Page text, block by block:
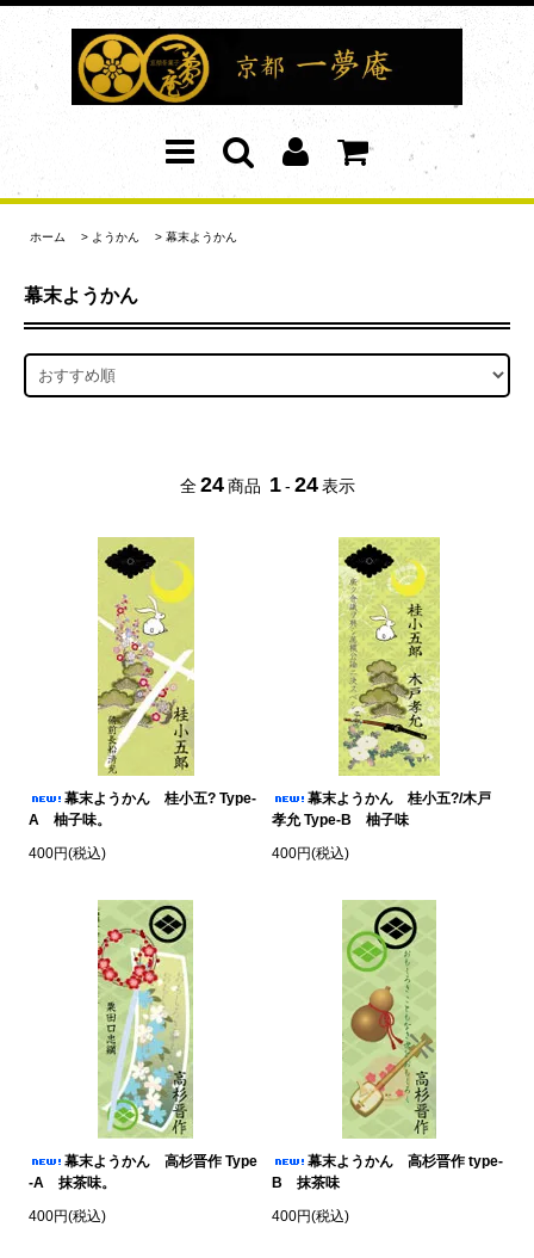
ホーム > ようかん > 幕末ようかん
幕末ようかん
全 24 商品 1 - 24 表示
幕末ようかん 桂小五? Type-
A 柚子味。
400円(税込)
幕末ようかん 桂小五?/木戸
孝允 Type-B 柚子味
400円(税込)
幕末ようかん 高杉晋作 Type
-A 抹茶味。
400円(税込)
幕末ようかん 高杉晋作 type-
B 抹茶味
400円(税込)